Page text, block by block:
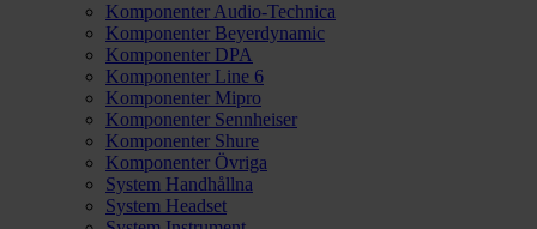
Komponenter Audio-Technica
Komponenter Beyerdynamic
Komponenter DPA
Komponenter Line 6
Komponenter Mipro
Komponenter Sennheiser
Komponenter Shure
Komponenter Övriga
System Handhållna
System Headset